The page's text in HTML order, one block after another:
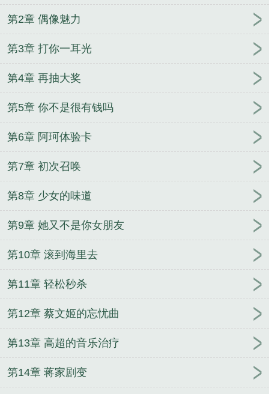
第2章 偶像魅力
第3章 打你一耳光
第4章 再抽大奖
第5章 你不是很有钱吗
第6章 阿珂体验卡
第7章 初次召唤
第8章 少女的味道
第9章 她又不是你女朋友
第10章 滚到海里去
第11章 轻松秒杀
第12章 蔡文姬的忘忧曲
第13章 高超的音乐治疗
第14章 蒋家剧变